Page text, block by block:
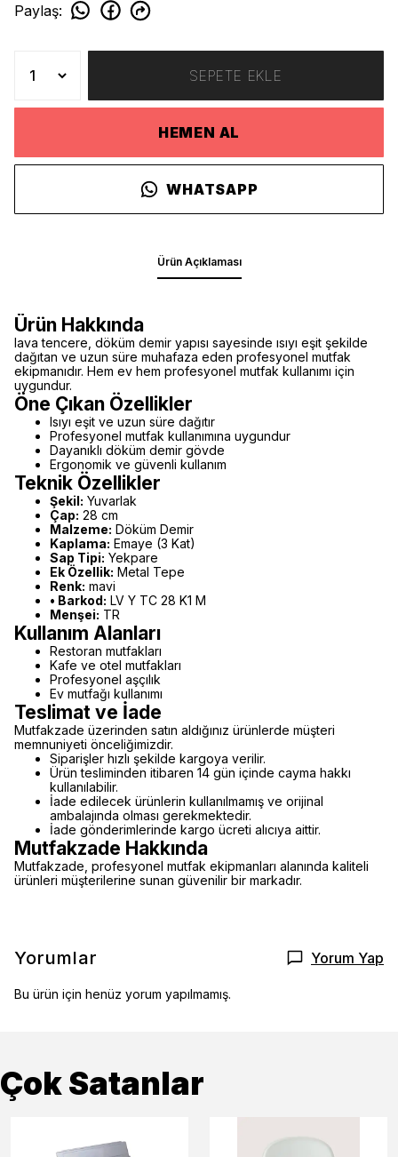
Paylaş:
SEPETE EKLE
HEMEN AL
WHATSAPP
Ürün Açıklaması
Ürün Hakkında
lava tencere, döküm demir yapısı sayesinde ısıyı eşit şekilde
dağıtan ve uzun süre muhafaza eden profesyonel mutfak
ekipmanıdır. Hem ev hem profesyonel mutfak kullanımı için
uygundur.
Öne Çıkan Özellikler
Isıyı eşit ve uzun süre dağıtır
Profesyonel mutfak kullanımına uygundur
Dayanıklı döküm demir gövde
Ergonomik ve güvenli kullanım
Teknik Özellikler
Şekil: Yuvarlak
Çap: 28 cm
Malzeme: Döküm Demir
Kaplama: Emaye (3 Kat)
Sap Tipi: Yekpare
Ek Özellik: Metal Tepe
Renk: mavi
• Barkod: LV Y TC 28 K1 M
Menşei: TR
Kullanım Alanları
Restoran mutfakları
Kafe ve otel mutfakları
Profesyonel aşçılık
Ev mutfağı kullanımı
Teslimat ve İade
Mutfakzade üzerinden satın aldığınız ürünlerde müşteri
memnuniyeti önceliğimizdir.
Siparişler hızlı şekilde kargoya verilir.
Ürün tesliminden itibaren 14 gün içinde cayma hakkı
kullanılabilir.
İade edilecek ürünlerin kullanılmamış ve orijinal
ambalajında olması gerekmektedir.
İade gönderimlerinde kargo ücreti alıcıya aittir.
Mutfakzade Hakkında
Mutfakzade, profesyonel mutfak ekipmanları alanında kaliteli
ürünleri müşterilerine sunan güvenilir bir markadır.
Yorumlar Yorum Yap
Bu ürün için henüz yorum yapılmamış.
Çok Satanlar